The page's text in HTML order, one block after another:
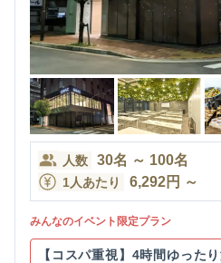
人数 30名 ～ 100名
1人あたり 6,292円 ～
みんなのイベント限定プラン
【コスパ重視】4時間ゆった